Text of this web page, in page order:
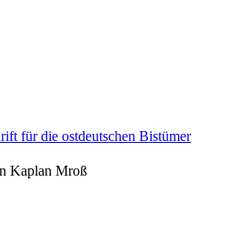
für die ostdeutschen Bistümer
Kaplan Mroß